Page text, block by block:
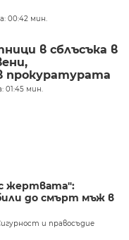
00:42 мин.
в сблъсъка в
прокуратурата
01:45 мин.
с жертвата":
до смърт мъж в
и правосъдие